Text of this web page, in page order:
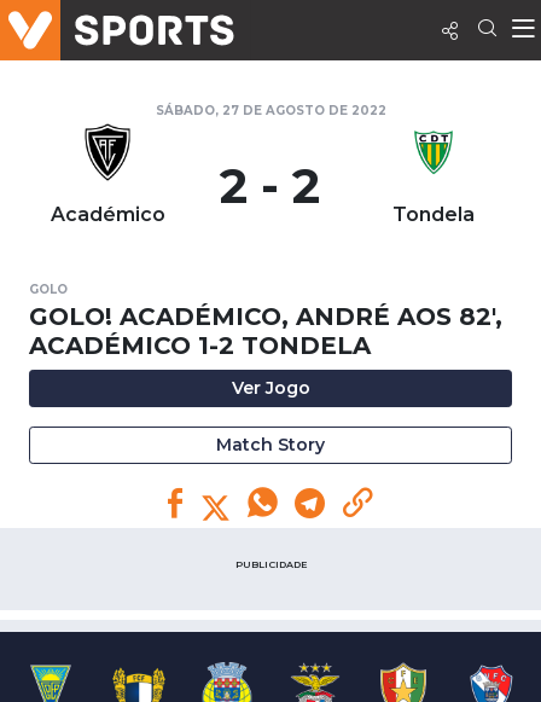
SÁBADO, 27 DE AGOSTO DE 2022
Académico 2 - 2 Tondela
GOLO
GOLO! ACADÉMICO, ANDRÉ AOS 82',
ACADÉMICO 1-2 TONDELA
Ver Jogo
Match Story
PUBLICIDADE